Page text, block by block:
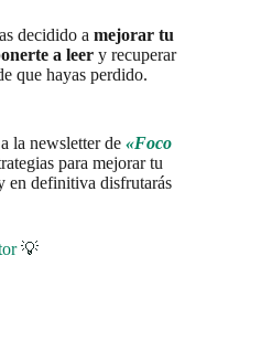
decidido a mejorar tu
a leer y recuperar
que hayas perdido.
la newsletter de «Foco
para mejorar tu
en definitiva disfrutarás
💡